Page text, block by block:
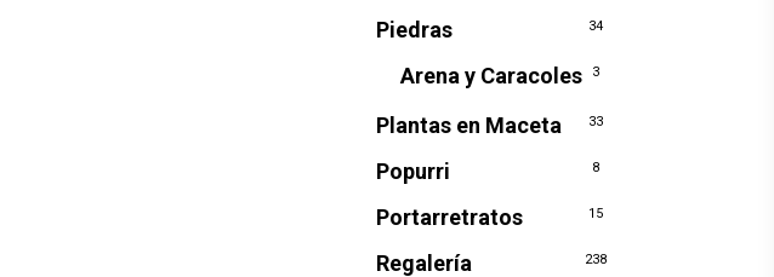
Piedras 34
Arena y Caracoles 3
Plantas en Maceta 33
Popurri 8
Portarretratos 15
Regalería 238